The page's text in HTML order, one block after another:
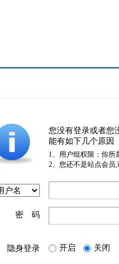
您没有登录或者您
能有如下几个原因
1、用户组权限：你所
2、您还不是站点会员
密 码
隐身登录 开启 关闭